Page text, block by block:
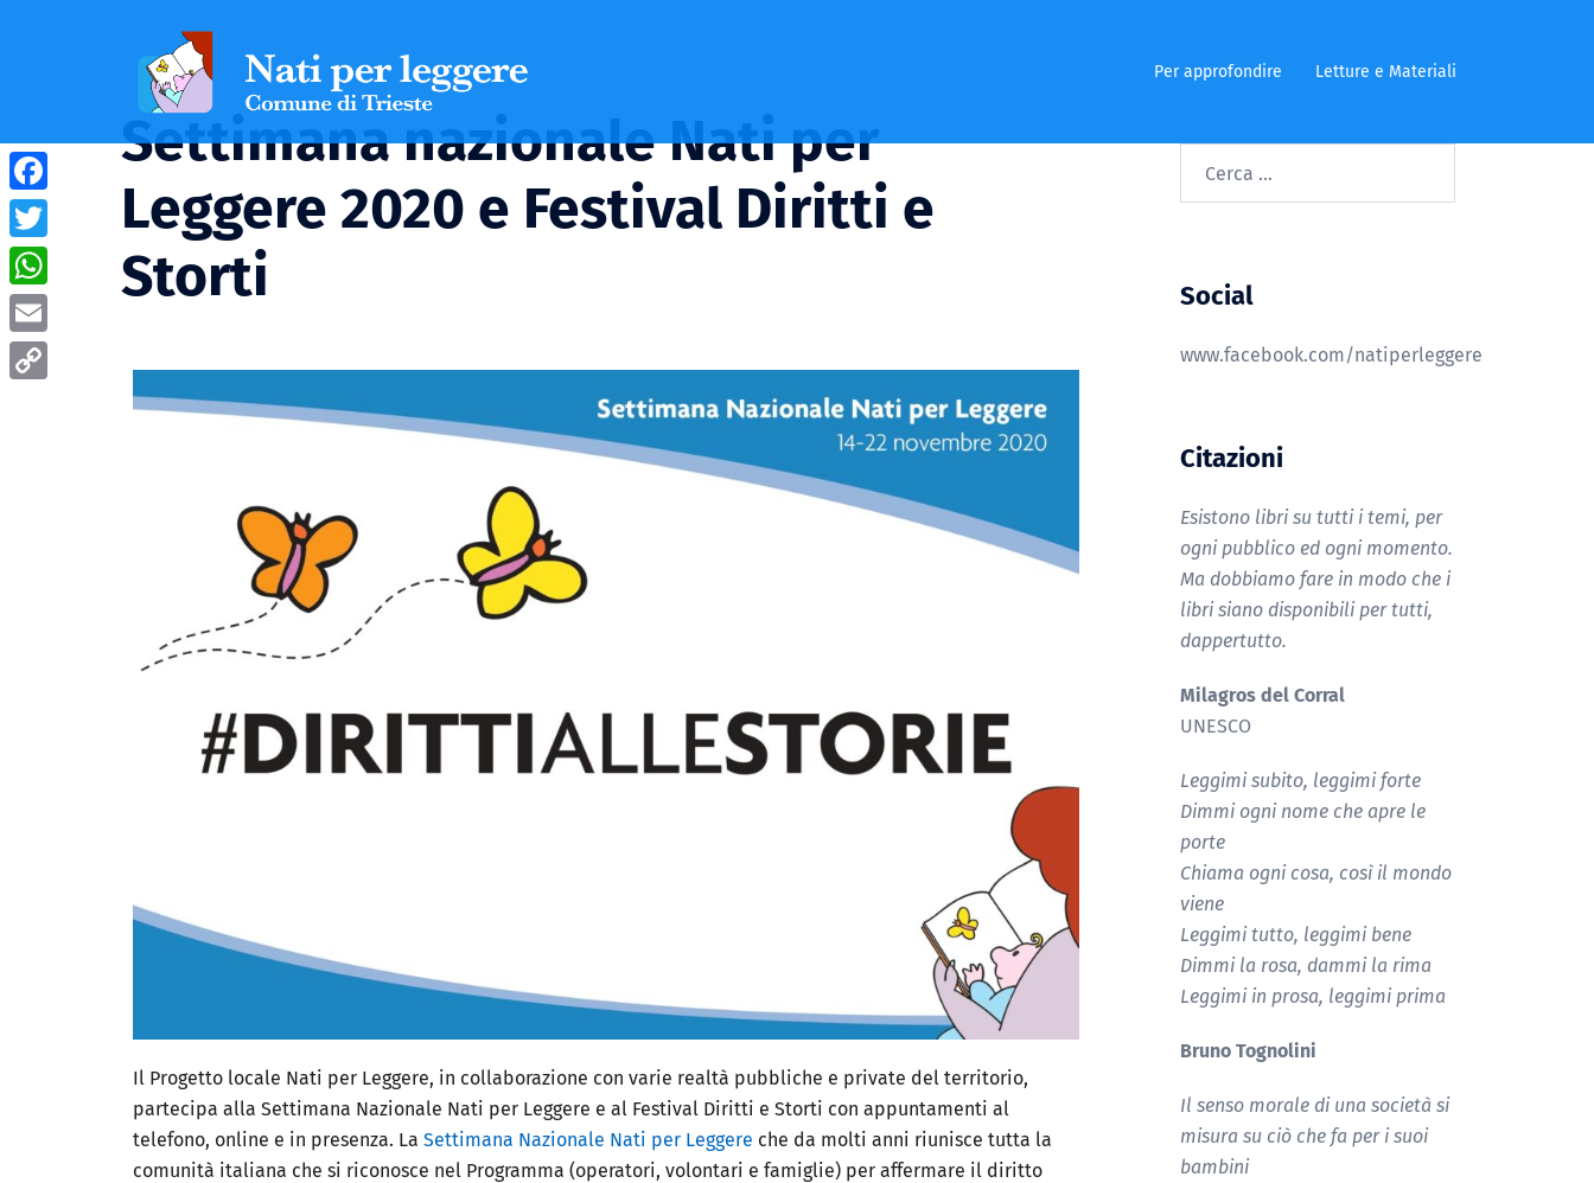
Per approfondire Letture e Materiali
Settimana nazionale Nati per
Leggere 2020 e Festival Diritti e
Storti
Il Progetto locale Nati per Leggere, in collaborazione con varie realtà pubbliche e private del territorio,
partecipa alla Settimana Nazionale Nati per Leggere e al Festival Diritti e Storti con appuntamenti al
telefono, online e in presenza. La Settimana Nazionale Nati per Leggere che da molti anni riunisce tutta la
comunità italiana che si riconosce nel Programma (operatori, volontari e famiglie) per affermare il diritto
Social
www.facebook.com/natiperleggere
Citazioni
Esistono libri su tutti i temi, per
ogni pubblico ed ogni momento.
Ma dobbiamo fare in modo che i
libri siano disponibili per tutti,
dappertutto.
Milagros del Corral
UNESCO
Leggimi subito, leggimi forte
Dimmi ogni nome che apre le
porte
Chiama ogni cosa, così il mondo
viene
Leggimi tutto, leggimi bene
Dimmi la rosa, dammi la rima
Leggimi in prosa, leggimi prima
Bruno Tognolini
Il senso morale di una società si
misura su ciò che fa per i suoi
bambini
Facebook
Twitter
WhatsApp
Email